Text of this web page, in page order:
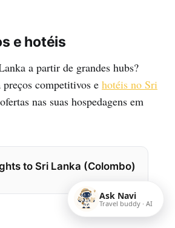
e hotéis
a partir de grandes hubs?
competitivos e hotéis no Sri
nas suas hospedagens em
to Sri Lanka (Colombo)
Ask Navi
Travel buddy · AI